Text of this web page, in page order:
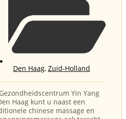
Den Haag, Zuid-Holland
Yin Yang
Haag kunt u naast een
chinese massage en